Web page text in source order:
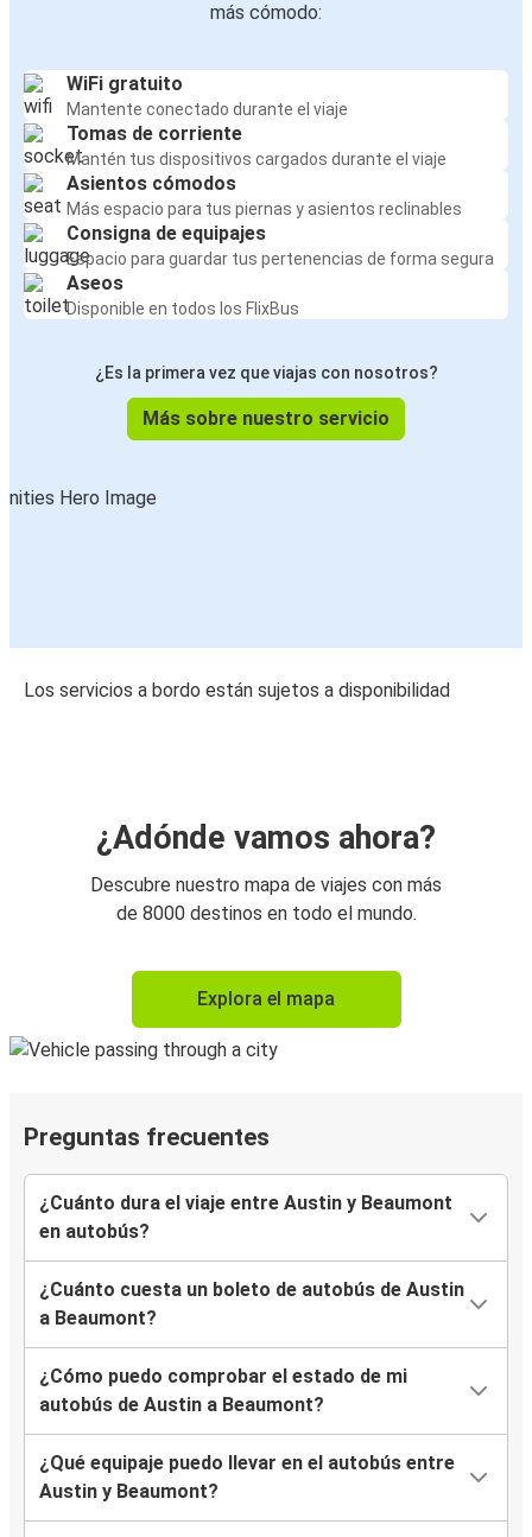
más cómodo:
WiFi gratuito
Mantente conectado durante el viaje
Tomas de corriente
Mantén tus dispositivos cargados durante el viaje
Asientos cómodos
Más espacio para tus piernas y asientos reclinables
Consigna de equipajes
Espacio para guardar tus pertenencias de forma segura
Aseos
Disponible en todos los FlixBus
¿Es la primera vez que viajas con nosotros?
Más sobre nuestro servicio
Los servicios a bordo están sujetos a disponibilidad
¿Adónde vamos ahora?
Descubre nuestro mapa de viajes con más
de 8000 destinos en todo el mundo.
Explora el mapa
Preguntas frecuentes
¿Cuánto dura el viaje entre Austin y Beaumont
en autobús?
¿Cuánto cuesta un boleto de autobús de Austin
a Beaumont?
¿Cómo puedo comprobar el estado de mi
autobús de Austin a Beaumont?
¿Qué equipaje puedo llevar en el autobús entre
Austin y Beaumont?